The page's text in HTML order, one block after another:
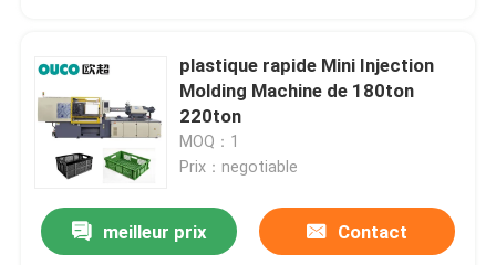
plastique rapide Mini Injection
Molding Machine de 180ton
220ton
MOQ：1
Prix：negotiable
meilleur prix Contact